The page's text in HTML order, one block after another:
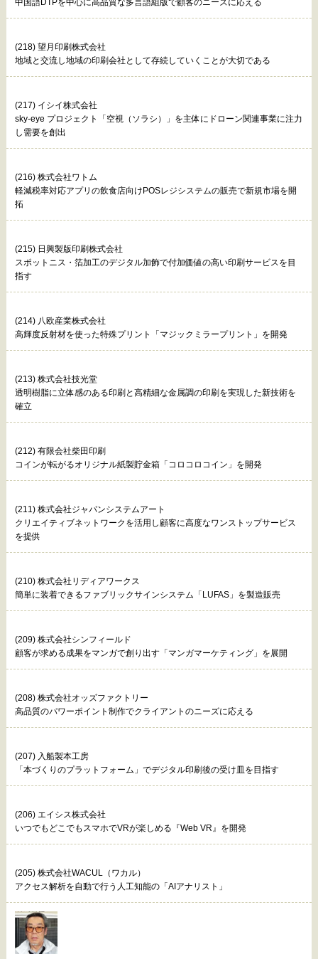
中国語DTPを中心に高品質な多言語組版で顧客のニーズに応える
(218) 望月印刷株式会社
地域と交流し地域の印刷会社として存続していくことが大切である
(217) イシイ株式会社
sky-eye プロジェクト「空視（ソラシ）」を主体にドローン関連事業に注力
し需要を創出
(216) 株式会社ワトム
軽減税率対応アプリの飲食店向けPOSレジシステムの販売で新規市場を開
拓
(215) 日興製版印刷株式会社
スポットニス・箔加工のデジタル加飾で付加価値の高い印刷サービスを目
指す
(214) 八欧産業株式会社
高輝度反射材を使った特殊プリント「マジックミラープリント」を開発
(213) 株式会社技光堂
透明樹脂に立体感のある印刷と高精細な金属調の印刷を実現した新技術を
確立
(212) 有限会社柴田印刷
コインが転がるオリジナル紙製貯金箱「コロコロコイン」を開発
(211) 株式会社ジャパンシステムアート
クリエイティブネットワークを活用し顧客に高度なワンストップサービス
を提供
(210) 株式会社リディアワークス
簡単に装着できるファブリックサインシステム「LUFAS」を製造販売
(209) 株式会社シンフィールド
顧客が求める成果をマンガで創り出す「マンガマーケティング」を展開
(208) 株式会社オッズファクトリー
高品質のパワーポイント制作でクライアントのニーズに応える
(207) 入船製本工房
「本づくりのプラットフォーム」でデジタル印刷後の受け皿を目指す
(206) エイシス株式会社
いつでもどこでもスマホでVRが楽しめる『Web VR』を開発
(205) 株式会社WACUL（ワカル）
アクセス解析を自動で行う人工知能の「AIアナリスト」